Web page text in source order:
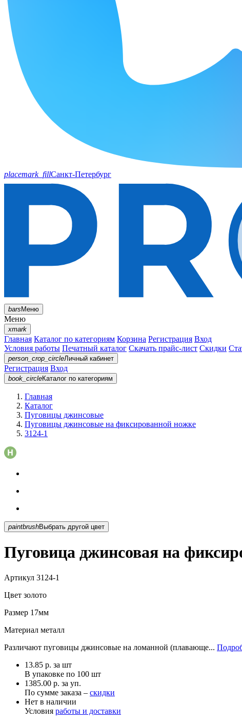
placemark_fillСанкт-Петербург
barsМеню
Меню
xmark
Главная Каталог по категориям Корзина Регистрация Вход
Условия работы Печатный каталог Скачать прайс-лист Скидки
person_crop_circleЛичный кабинет
Регистрация Вход
book_circleКаталог по категориям
Главная
Каталог
Пуговицы джинсовые
Пуговицы джинсовые на фиксированной ножке
3124-1
paintbrush Выбрать другой цвет
Пуговица джинсовая на
Артикул 3124-1
Цвет золото
Размер 17мм
Материал металл
Различают пуговицы джинсовые на ломанной (плавающе...
13.85 р. за шт
В упаковке по 100 шт
1385.00 р. за уп.
По сумме заказа – скидки
Нет в наличии
Условия работы и доставки